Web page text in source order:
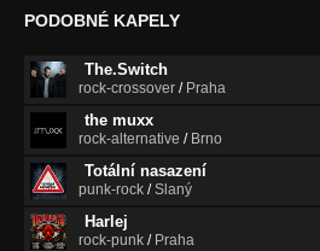
PODOBNÉ KAPELY
The.Switch
rock-crossover / Praha
the muxx
rock-alternative / Brno
Totální nasazení
punk-rock /Slaný
Harlej
rock-punk / Praha